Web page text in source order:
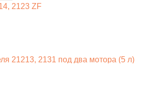
2123 ZF
21213, 2131 под два мотора (5 л)